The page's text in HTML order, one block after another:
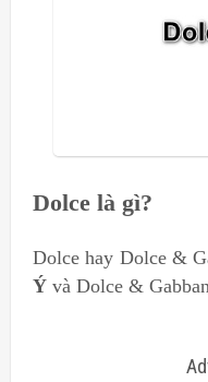
Dolce là gì?
Dolce hay Dolce &
Ý và Dolce &